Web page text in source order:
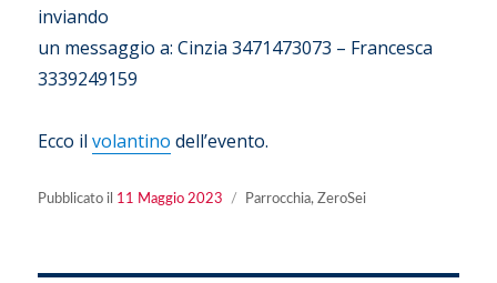
inviando
un messaggio a: Cinzia 3471473073 – Francesca
3339249159
Ecco ilvolantino dell’evento.
Pubblicato il Pubblicato
11 Maggio 2023 Categorie
Parrocchia,ZeroSei